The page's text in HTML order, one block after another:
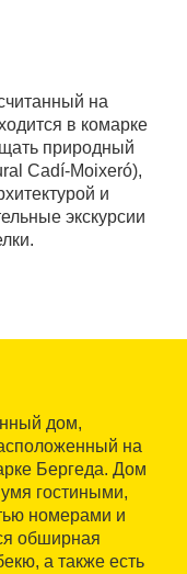
на
в комарке
природный
Cadí-Moixeró),
и
экскурсии
дом,
на
Бергеда. Дом
гостиными,
номерами и
обширная
а также есть